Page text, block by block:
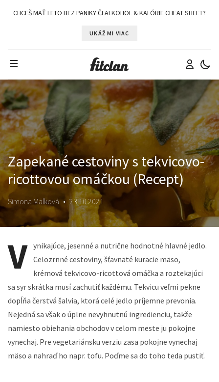
CHCEŠ MAŤ LETO BEZ PANIKY ČI ALKOHOL & KALÓRIE CHEAT SHEET?
UKÁŽ MI VIAC
Zapekané cestoviny s tekvicovo-
ricottovou omáčkou (Recept)
Simona Malková • 23.10.2021
V ynikajúce, jesenné a nutrične hodnotné hlavné jedlo.
Celozrnné cestoviny, šťavnaté kuracie mäso,
krémová tekvicovo-ricottová omáčka a roztekajúci
sa syr skrátka musí zachutiť každému. Tekvicu veľmi pekne
dopĺňa čerstvá šalvia, ktorá celé jedlo príjemne prevonia.
Nejedná sa však o úplne nevyhnutnú ingredienciu, takže
namiesto obiehania obchodov v celom meste ju pokojne
vynechaj. Pre vegetariánsku verziu zasa pokojne vynechaj
mäso a nahraď ho napr. tofu. Poďme sa do toho teda pustiť.